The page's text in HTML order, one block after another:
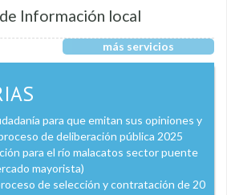
Información local
más servicios
para que emitan sus opiniones y
de deliberación pública 2025
para el río malacatos sector puente
mayorista)
de selección y contratación de 20